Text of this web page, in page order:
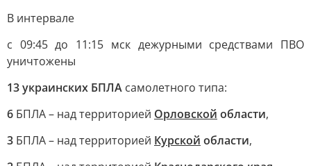
В интервале
с 09:45 до 11:15 мск дежурными средствами ПВО
уничтожены
13 украинских БПЛА самолетного типа:
6 БПЛА – над территорией Орловской области,
3 БПЛА – над территорией Курской области,